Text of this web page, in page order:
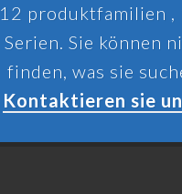
12 produktfamilien ,
Serien. Sie können
finden, was sie
Kontaktieren sie